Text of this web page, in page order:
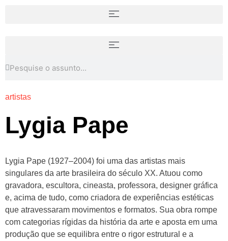
artistas
Lygia Pape
Lygia Pape (1927–2004) foi uma das artistas mais
singulares da arte brasileira do século XX. Atuou como
gravadora, escultora, cineasta, professora, designer gráfica
e, acima de tudo, como criadora de experiências estéticas
que atravessaram movimentos e formatos. Sua obra rompe
com categorias rígidas da história da arte e aposta em uma
produção que se equilibra entre o rigor estrutural e a